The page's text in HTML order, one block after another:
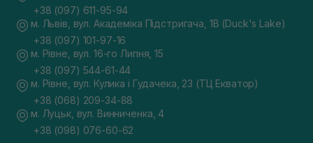
+38 (097) 611-95-94
м. Львів, вул. Академіка Підстригача, 1В (Duck's Lake)
+38 (097) 101-97-16
м. Рівне, вул. 16-го Липня, 15
+38 (097) 544-61-44
м. Рівне, вул. Кулика і Гудачека, 23 (ТЦ Екватор)
+38 (068) 209-34-88
м. Луцьк, вул. Винниченка, 4
+38 (098) 076-60-62